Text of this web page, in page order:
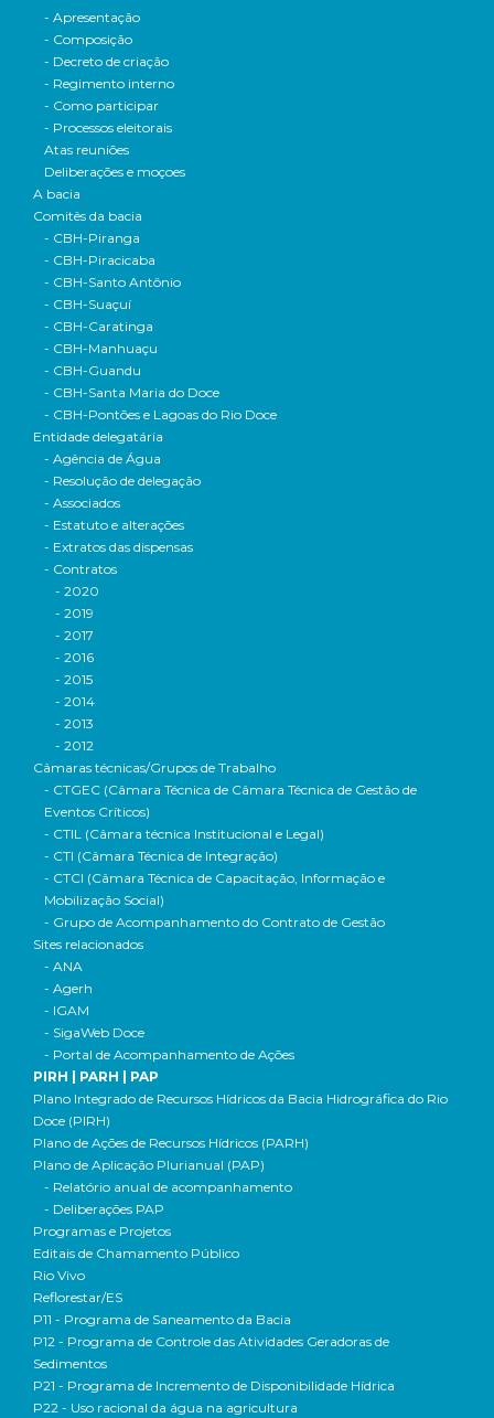
- Apresentação
- Composição
- Decreto de criação
- Regimento interno
- Como participar
- Processos eleitorais
Atas reuniões
Deliberações e moçoes
A bacia
Comitês da bacia
- CBH-Piranga
- CBH-Piracicaba
- CBH-Santo Antônio
- CBH-Suaçuí
- CBH-Caratinga
- CBH-Manhuaçu
- CBH-Guandu
- CBH-Santa Maria do Doce
- CBH-Pontões e Lagoas do Rio Doce
Entidade delegatária
- Agência de Água
- Resolução de delegação
- Associados
- Estatuto e alterações
- Extratos das dispensas
- Contratos
- 2020
- 2019
- 2017
- 2016
- 2015
- 2014
- 2013
- 2012
Câmaras técnicas/Grupos de Trabalho
- CTGEC (Câmara Técnica de Câmara Técnica de Gestão de
Eventos Críticos)
- CTIL (Câmara técnica Institucional e Legal)
- CTI (Câmara Técnica de Integração)
- CTCI (Câmara Técnica de Capacitação, Informação e
Mobilização Social)
- Grupo de Acompanhamento do Contrato de Gestão
Sites relacionados
- ANA
- Agerh
- IGAM
- SigaWeb Doce
- Portal de Acompanhamento de Ações
PIRH | PARH | PAP
Plano Integrado de Recursos Hídricos da Bacia Hidrográfica do Rio
Doce (PIRH)
Plano de Ações de Recursos Hídricos (PARH)
Plano de Aplicação Plurianual (PAP)
- Relatório anual de acompanhamento
- Deliberações PAP
Programas e Projetos
Editais de Chamamento Público
Rio Vivo
Reflorestar/ES
P11 - Programa de Saneamento da Bacia
P12 - Programa de Controle das Atividades Geradoras de
Sedimentos
P21 - Programa de Incremento de Disponibilidade Hídrica
P22 - Uso racional da água na agricultura